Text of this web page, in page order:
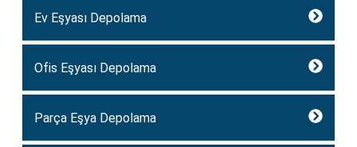
Ev Eşyası Depolama
Ofis Eşyası Depolama
Parça Eşya Depolama